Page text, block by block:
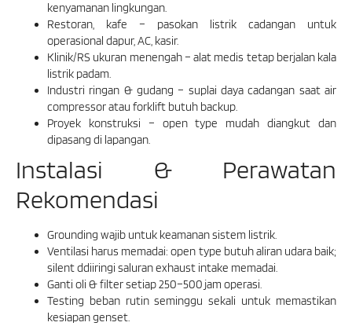
kenyamanan lingkungan.
Restoran, kafe – pasokan listrik cadangan untuk
operasional dapur, AC, kasir.
Klinik/RS ukuran menengah – alat medis tetap berjalan kala
listrik padam.
Industri ringan & gudang – suplai daya cadangan saat air
compressor atau forklift butuh backup.
Proyek konstruksi – open type mudah diangkut dan
dipasang di lapangan.
Instalasi & Perawatan
Rekomendasi
Grounding wajib untuk keamanan sistem listrik.
Ventilasi harus memadai: open type butuh aliran udara baik;
silent ddiiringi saluran exhaust intake memadai.
Ganti oli & filter setiap 250–500 jam operasi.
Testing beban rutin seminggu sekali untuk memastikan
kesiapan genset.